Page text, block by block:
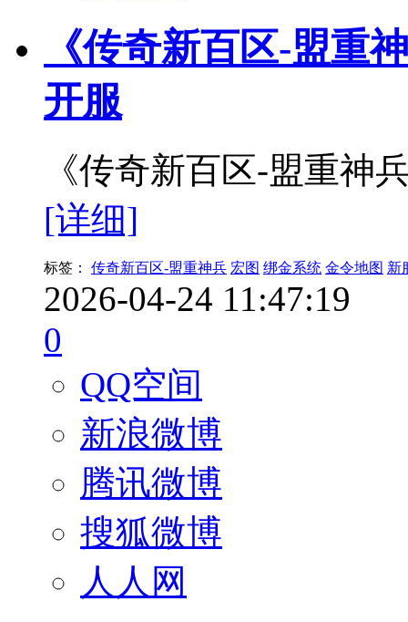
《传奇新百区-盟重
开服
《传奇新百区-盟重神
[详细]
标签： 传奇新百区-盟重神兵 宏图 绑金系统 金令地图 新
2026-04-24 11:47:19
0
QQ空间
新浪微博
腾讯微博
搜狐微博
人人网